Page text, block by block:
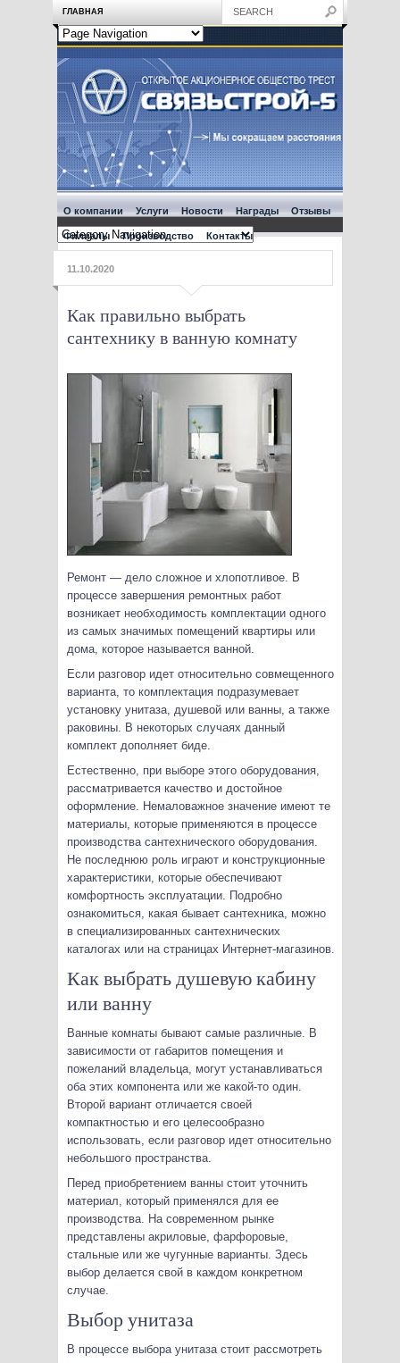
ГЛАВНАЯ
О компании Услуги Новости Награды Отзывы
Филиалы Производство Контакты
11.10.2020
Как правильно выбрать
сантехнику в ванную комнату
Ремонт — дело сложное и хлопотливое. В
процессе завершения ремонтных работ
возникает необходимость комплектации одного
из самых значимых помещений квартиры или
дома, которое называется ванной.
Если разговор идет относительно совмещенного
варианта, то комплектация подразумевает
установку унитаза, душевой или ванны, а также
раковины. В некоторых случаях данный
комплект дополняет биде.
Естественно, при выборе этого оборудования,
рассматривается качество и достойное
оформление. Немаловажное значение имеют те
материалы, которые применяются в процессе
производства сантехнического оборудования.
Не последнюю роль играют и конструкционные
характеристики, которые обеспечивают
комфортность эксплуатации. Подробно
ознакомиться, какая бывает сантехника, можно
в специализированных сантехнических
каталогах или на страницах Интернет-магазинов.
Как выбрать душевую кабину
или ванну
Ванные комнаты бывают самые различные. В
зависимости от габаритов помещения и
пожеланий владельца, могут устанавливаться
оба этих компонента или же какой-то один.
Второй вариант отличается своей
компактностью и его целесообразно
использовать, если разговор идет относительно
небольшого пространства.
Перед приобретением ванны стоит уточнить
материал, который применялся для ее
производства. На современном рынке
представлены акриловые, фарфоровые,
стальные или же чугунные варианты. Здесь
выбор делается свой в каждом конкретном
случае.
Выбор унитаза
В процессе выбора унитаза стоит рассмотреть